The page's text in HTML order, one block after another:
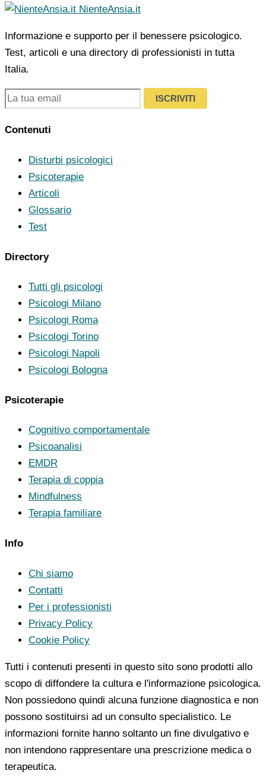
NienteAnsia.it
Informazione e supporto per il benessere psicologico.
Test, articoli e una directory di professionisti in tutta
Italia.
ISCRIVITI
Contenuti
Disturbi psicologici
Psicoterapie
Articoli
Glossario
Test
Directory
Tutti gli psicologi
Psicologi Milano
Psicologi Roma
Psicologi Torino
Psicologi Napoli
Psicologi Bologna
Psicoterapie
Cognitivo comportamentale
Psicoanalisi
EMDR
Terapia di coppia
Mindfulness
Terapia familiare
Info
Chi siamo
Contatti
Per i professionisti
Privacy Policy
Cookie Policy
Tutti i contenuti presenti in questo sito sono prodotti allo
scopo di diffondere la cultura e l'informazione psicologica.
Non possiedono quindi alcuna funzione diagnostica e non
possono sostituirsi ad un consulto specialistico. Le
informazioni fornite hanno soltanto un fine divulgativo e
non intendono rappresentare una prescrizione medica o
terapeutica.